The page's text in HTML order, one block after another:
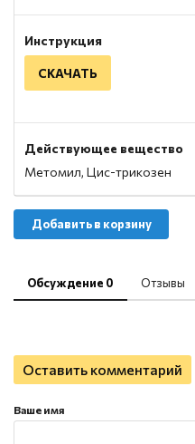
Инструкция
СКАЧАТЬ
Действующее вещество
Метомил, Цис-трикозен
Добавить в корзину
Обсуждение 0 Отзывы
Оставить комментарий
Ваше имя